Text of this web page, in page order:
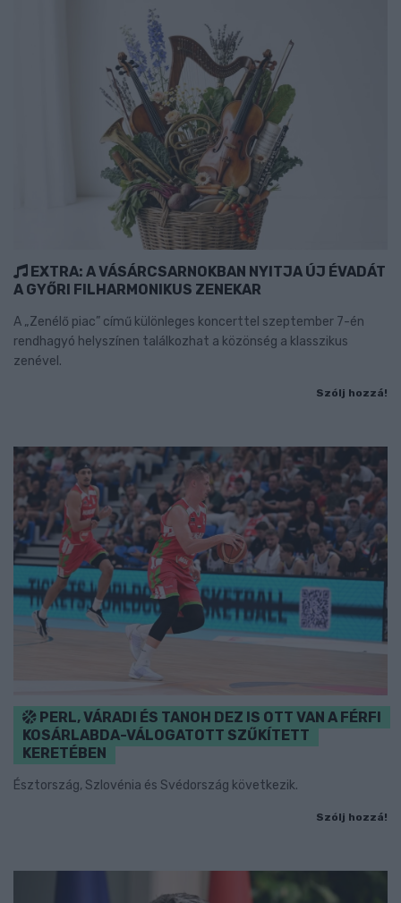
EXTRA: A VÁSÁRCSARNOKBAN NYITJA ÚJ ÉVADÁT
A GYŐRI FILHARMONIKUS ZENEKAR
A „Zenélő piac” című különleges koncerttel szeptember 7-én
rendhagyó helyszínen találkozhat a közönség a klasszikus
zenével.
Szólj hozzá!
PERL, VÁRADI ÉS TANOH DEZ IS OTT VAN A FÉRFI
KOSÁRLABDA-VÁLOGATOTT SZŰKÍTETT
KERETÉBEN
Észtország, Szlovénia és Svédország következik.
Szólj hozzá!